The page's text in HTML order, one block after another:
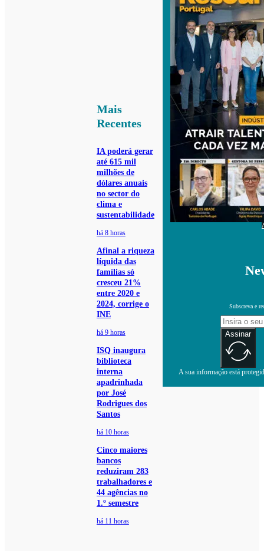
Mais
Recentes
IA poderá gerar
até 615 mil
milhões de
dólares anuais
no sector do
clima e
sustentabilidade
há 8 horas
Afinal a riqueza
líquida das
famílias só
cresceu 21%
entre 2020 e
2024, corrige o
INE
há 9 horas
ISQ inaugura
biblioteca
interna
apadrinhada
por José
Rodrigues dos
Santos
há 10 horas
Cinco maiores
bancos
reduziram 283
trabalhadores e
44 agências no
1.º semestre
há 11 horas
Subscreva e
Assinar
A sua informação está